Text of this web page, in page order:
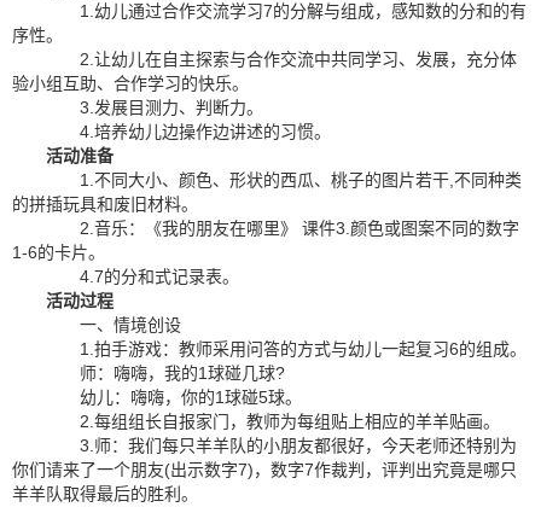
1.幼儿通过合作交流学习7的分解与组成，感知数的分和的有
序性。
2.让幼儿在自主探索与合作交流中共同学习、发展，充分体
验小组互助、合作学习的快乐。
3.发展目测力、判断力。
4.培养幼儿边操作边讲述的习惯。
活动准备
1.不同大小、颜色、形状的西瓜、桃子的图片若干,不同种类
的拼插玩具和废旧材料。
2.音乐：《我的朋友在哪里》 课件3.颜色或图案不同的数字
1-6的卡片。
4.7的分和式记录表。
活动过程
一、情境创设
1.拍手游戏：教师采用问答的方式与幼儿一起复习6的组成。
师：嗨嗨，我的1球碰几球?
幼儿：嗨嗨，你的1球碰5球。
2.每组组长自报家门，教师为每组贴上相应的羊羊贴画。
3.师：我们每只羊羊队的小朋友都很好，今天老师还特别为
你们请来了一个朋友(出示数字7)，数字7作裁判，评判出究竟是哪只
羊羊队取得最后的胜利。